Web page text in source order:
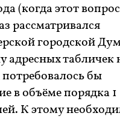
(когда этот
рассматривался
городской
адресных табличек
бы
в объёме порядка 1
К этому